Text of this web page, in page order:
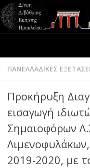
ΠΑΝΕΛΛΑΔΙΚΕΣ
Προκήρυξη
εισαγωγή
Σημαιοφόρων
2019-2020, με